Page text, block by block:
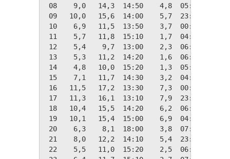
08    9,0   14,3  14:50    4,8  05:40
09   10,0   15,6  14:00    5,7  23:50
10    6,9   11,5  13:50    3,7  00:00
11    5,7   11,8  15:10    1,7  04:20
12    5,4    9,7  13:00    2,3  06:50
13    5,3   11,2  14:20    1,6  06:20
14    4,8   10,0  15:20    1,3  05:50
15    7,1   11,7  14:30    3,2  04:50
16   11,5   17,2  13:30    7,3  00:40
17   11,3   16,1  13:10    7,9  23:40
18   10,4   15,5  14:20    6,2  06:00
19   10,1   15,4  15:00    6,9  04:10
20    6,3    8,1  18:00    3,8  07:10
21    8,0   12,2  14:10    5,4  23:40
22    5,5   11,0  15:20    2,5  06:50